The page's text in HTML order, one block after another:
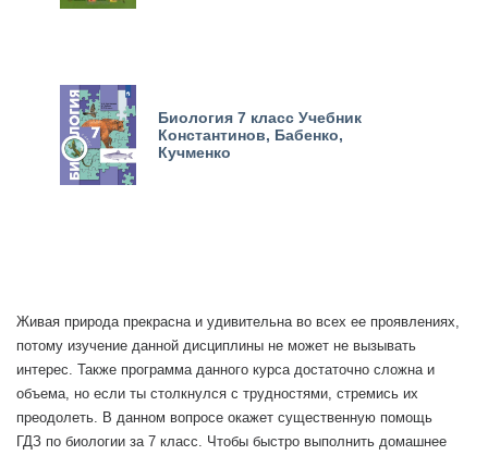
Биология 7 класс Учебник
Константинов, Бабенко,
Кучменко
Живая природа прекрасна и удивительна во всех ее проявлениях,
потому изучение данной дисциплины не может не вызывать
интерес. Также программа данного курса достаточно сложна и
объема, но если ты столкнулся с трудностями, стремись их
преодолеть. В данном вопросе окажет существенную помощь
ГДЗ по биологии за 7 класс. Чтобы быстро выполнить домашнее